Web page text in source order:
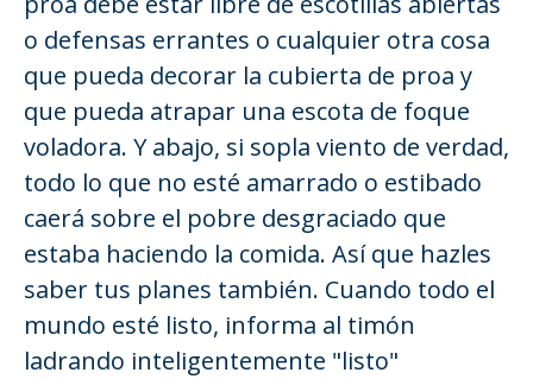
o defensas errantes o cualquier otra cosa
que pueda decorar la cubierta de proa y
que pueda atrapar una escota de foque
voladora. Y abajo, si sopla viento de verdad,
todo lo que no esté amarrado o estibado
caerá sobre el pobre desgraciado que
estaba haciendo la comida. Así que hazles
saber tus planes también. Cuando todo el
mundo esté listo, informa al timón
ladrando inteligentemente "listo"